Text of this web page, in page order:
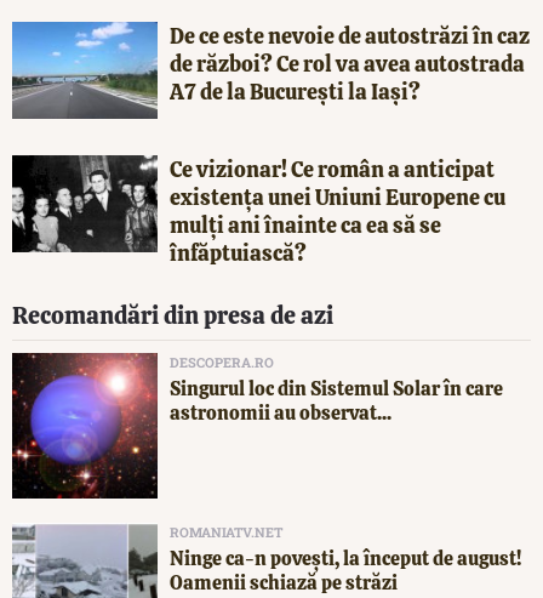
De ce este nevoie de autostrăzi în caz
de război? Ce rol va avea autostrada
A7 de la București la Iași?
Ce vizionar! Ce român a anticipat
existența unei Uniuni Europene cu
mulți ani înainte ca ea să se
înfăptuiască?
Recomandări din presa de azi
DESCOPERA.RO
Singurul loc din Sistemul Solar în care
astronomii au observat...
ROMANIATV.NET
Ninge ca-n povești, la început de august!
Oamenii schiază pe străzi